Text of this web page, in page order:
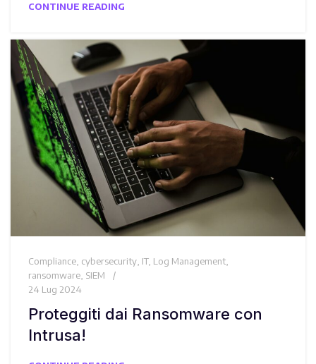
CONTINUE READING
Compliance cybersecurity IT, Log Management
ransomware SIEM
24 Lug 2024
Proteggiti dai Ransomware con
Intrusa!